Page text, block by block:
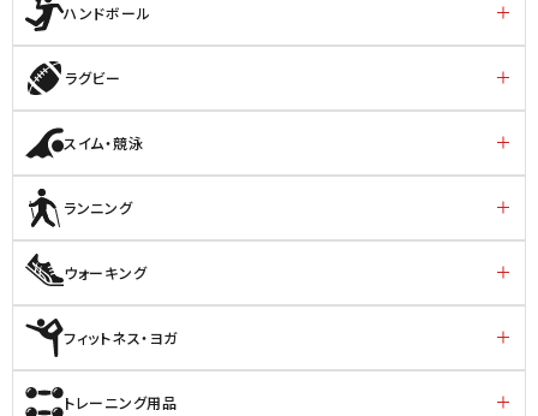
ハンドボール
ラグビー
スイム・競泳
ランニング
ウォーキング
フィットネス・ヨガ
トレーニング用品